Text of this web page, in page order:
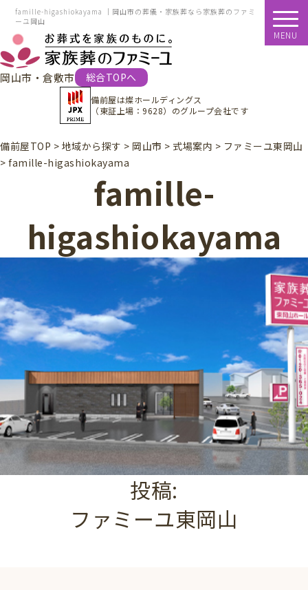
famille-higashiokayama ｜岡山市の葬儀・家族葬なら家族葬のファミ
ーユ岡山
総合TOPへ
岡山市・倉敷市
備前屋は燦ホールディングス
（東証上場：9628） のグループ会社です
MENU
備前屋TOP > 地域から探す > 岡山市 > 式場案内 > ファミーユ東岡山
> famille-higashiokayama
famille-
higashiokayama
投稿:
ファミーユ東岡山